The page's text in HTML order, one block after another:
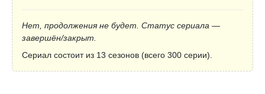
Нет, продолжения не будет. Статус сериала —
завершён/закрыт.
Сериал состоит из 13 сезонов (всего 300 серии).